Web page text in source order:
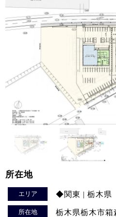
所在地
エリア ◆関東 | 栃木県
所在地 栃木県栃木市箱